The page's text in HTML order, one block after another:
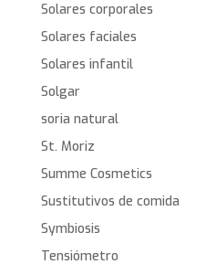
Solares corporales
Solares faciales
Solares infantil
Solgar
soria natural
St. Moriz
Summe Cosmetics
Sustitutivos de comida
Symbiosis
Tensiómetro